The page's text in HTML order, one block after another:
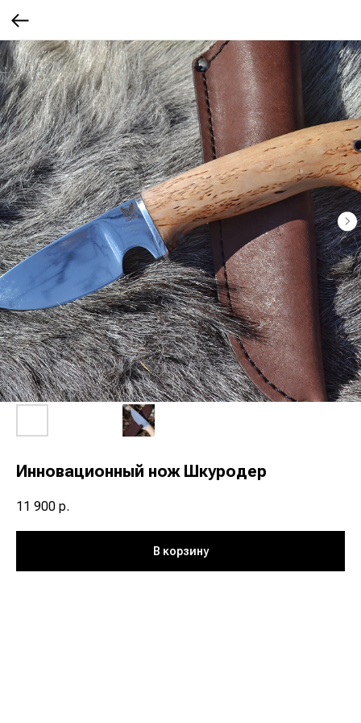
Инновационный нож Шкуродер
11 900 р.
В корзину